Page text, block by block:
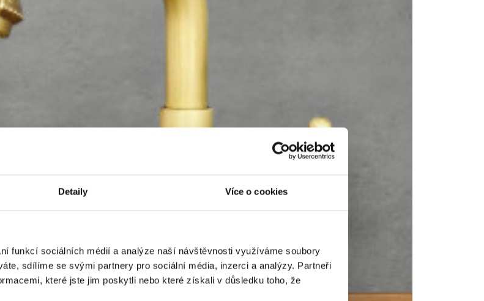
Detaily Více o cookies
funkcí sociálních médií a analýze naší návštěvnosti využíváme soubory
sdílíme se svými partnery pro sociální média, inzerci a analýzy. Partneři
které jste jim poskytli nebo které získali v důsledku toho, že